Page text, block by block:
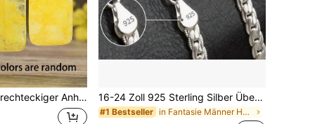
Stil.Perfekt für den Alltag und Feiertage.Das perfekte Geschenk. 16-24 Zoll 925 Sterling Silber Überzogene 6MM Vollständige Seitliche Figaro Kette Halskette für Mann Frau Mode Hochzeit Verlobung Schmuck Geschenke
#1 Bestseller in Fantasie Männer Halsketten